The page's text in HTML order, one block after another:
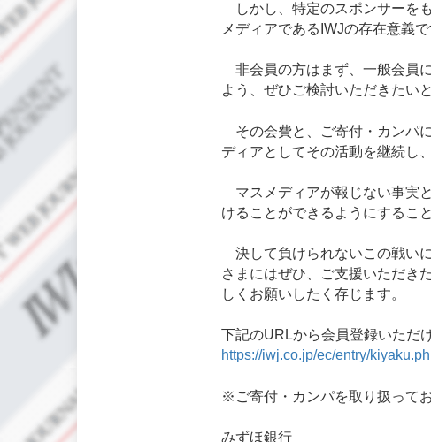
しかし、特定のスポンサーを
メディアであるIWJの存在意義で
非会員の方はまず、一般会員
よう、ぜひご検討いただきたい
その会費と、ご寄付・カンパ
ディアとしてその活動を継続し
マスメディアが報じない事実
けることができるようにするこ
決して負けられないこの戦い
さまにはぜひ、ご支援いただき
しくお願いしたく存じます。
下記のURLから会員登録いただ
https://iwj.co.jp/ec/entry/
※ご寄付・カンパを取り扱って
みずほ銀行